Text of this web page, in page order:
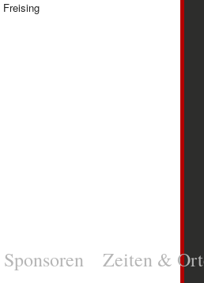
Sponsoren Zeiten &